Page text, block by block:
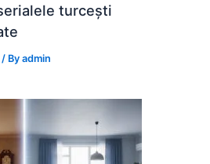
turcești
/ Byadmin